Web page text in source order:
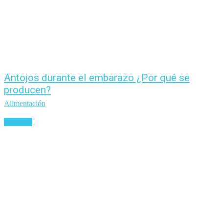
Antojos durante el embarazo ¿Por qué se
producen?
Alimentación